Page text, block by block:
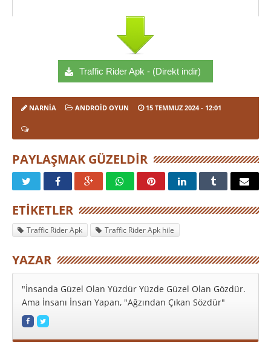
Traffic Rider Apk - (Direkt indir)
NARNIA ANDROID OYUN 15 TEMMUZ 2024- 12:01
PAYLAŞMAK GÜZELDIR
ETIKETLER
Traffic Rider Apk Traffic Rider Apk hile
YAZAR
"İnsanda Güzel Olan Yüzdür Yüzde Güzel Olan Gözdür.
Ama İnsanı İnsan Yapan, "Ağzından Çıkan Sözdür"